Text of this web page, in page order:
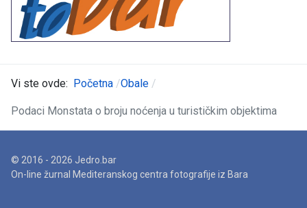
Vi ste ovde: Početna Obale
Podaci Monstata o broju noćenja u turističkim objektima
© 2016 - 2026 Jedro.bar
On-line žurnal Mediteranskog centra fotografije iz Bara